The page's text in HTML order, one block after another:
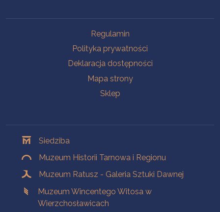
Regulamin
Polityka prywatności
Deklaracja dostępności
Mapa strony
Sklep
Siedziba
Muzeum Historii Tarnowa i Regionu
Muzeum Ratusz - Galeria Sztuki Dawnej
Muzeum Wincentego Witosa w
Wierzchosławicach